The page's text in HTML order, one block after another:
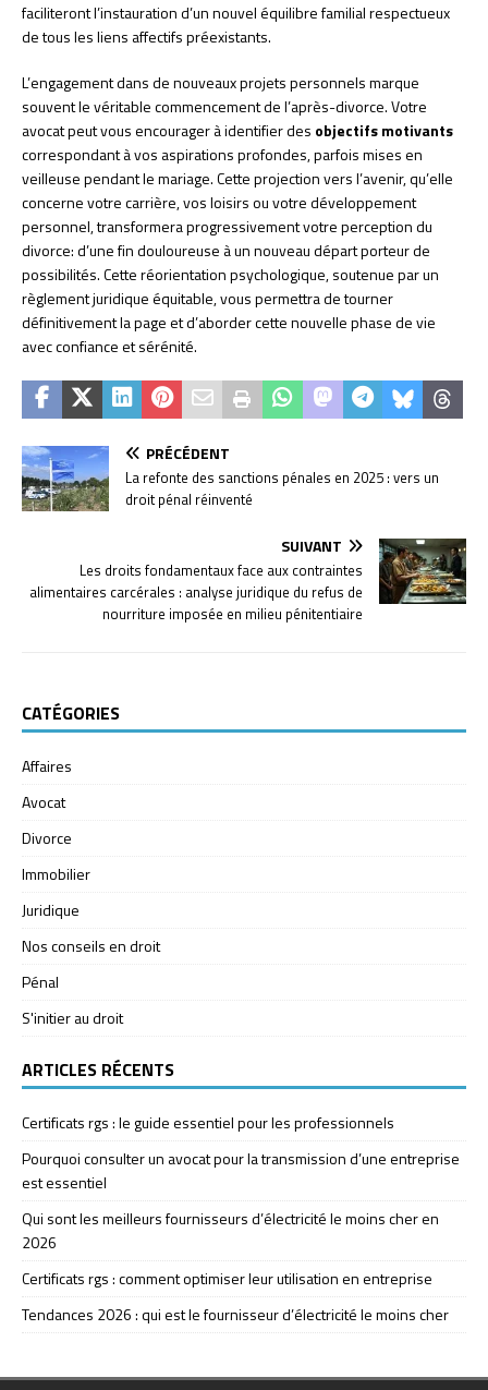
faciliteront l’instauration d’un nouvel équilibre familial respectueux
de tous les liens affectifs préexistants.
L’engagement dans de nouveaux projets personnels marque
souvent le véritable commencement de l’après-divorce. Votre
avocat peut vous encourager à identifier des objectifs motivants
correspondant à vos aspirations profondes, parfois mises en
veilleuse pendant le mariage. Cette projection vers l’avenir, qu’elle
concerne votre carrière, vos loisirs ou votre développement
personnel, transformera progressivement votre perception du
divorce: d’une fin douloureuse à un nouveau départ porteur de
possibilités. Cette réorientation psychologique, soutenue par un
règlement juridique équitable, vous permettra de tourner
définitivement la page et d’aborder cette nouvelle phase de vie
avec confiance et sérénité.
PRÉCÉDENT
La refonte des sanctions pénales en 2025 : vers un
droit pénal réinventé
SUIVANT
Les droits fondamentaux face aux contraintes
alimentaires carcérales : analyse juridique du refus de
nourriture imposée en milieu pénitentiaire
CATÉGORIES
Affaires
Avocat
Divorce
Immobilier
Juridique
Nos conseils en droit
Pénal
S'initier au droit
ARTICLES RÉCENTS
Certificats rgs : le guide essentiel pour les professionnels
Pourquoi consulter un avocat pour la transmission d’une entreprise
est essentiel
Qui sont les meilleurs fournisseurs d’électricité le moins cher en
2026
Certificats rgs : comment optimiser leur utilisation en entreprise
Tendances 2026 : qui est le fournisseur d’électricité le moins cher